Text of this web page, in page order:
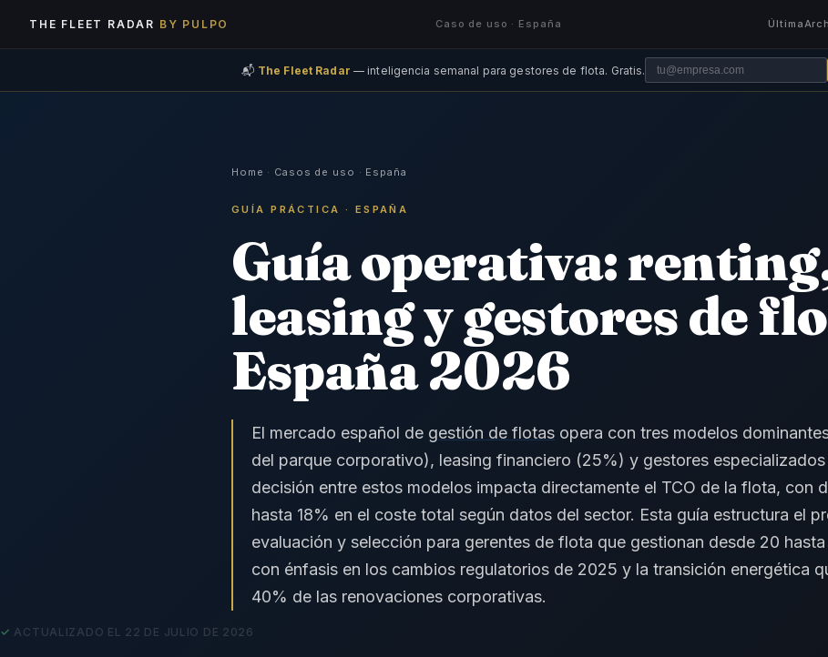
THE FLEET RADAR BY PULPO Caso de uso · España Última
📬 The Fleet Radar — inteligencia semanal para gestores de flota. Gratis.
Home · Casos de uso · España
GUÍA PRÁCTICA · ESPAÑA
Guía operativa:
leasing y gestores de
España 2026
El mercado español de gestión de flotas opera con tres modelos
del parque corporativo), leasing financiero (25%) y gestores
decisión entre estos modelos impacta directamente el TCO de la flota, con
hasta 18% en el coste total según datos del sector. Esta guía estructura el
evaluación y selección para gerentes de flota que gestionan desde 20
con énfasis en los cambios regulatorios de 2025 y la transición energética
40% de las renovaciones corporativas.
ACTUALIZADO EL 22 DE JULIO DE 2026